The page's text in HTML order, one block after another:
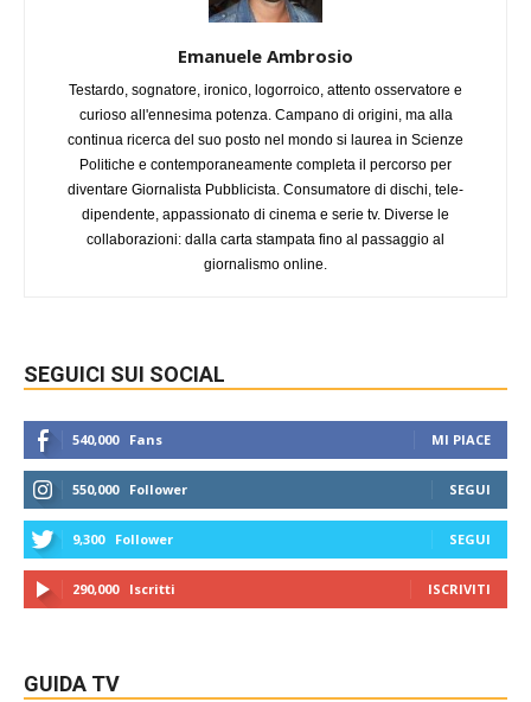
Emanuele Ambrosio
Testardo, sognatore, ironico, logorroico, attento osservatore e
curioso all'ennesima potenza. Campano di origini, ma alla
continua ricerca del suo posto nel mondo si laurea in Scienze
Politiche e contemporaneamente completa il percorso per
diventare Giornalista Pubblicista. Consumatore di dischi, tele-
dipendente, appassionato di cinema e serie tv. Diverse le
collaborazioni: dalla carta stampata fino al passaggio al
giornalismo online.
SEGUICI SUI SOCIAL
540,000 Fans MI PIACE
550,000 Follower SEGUI
9,300 Follower SEGUI
290,000 Iscritti ISCRIVITI
GUIDA TV